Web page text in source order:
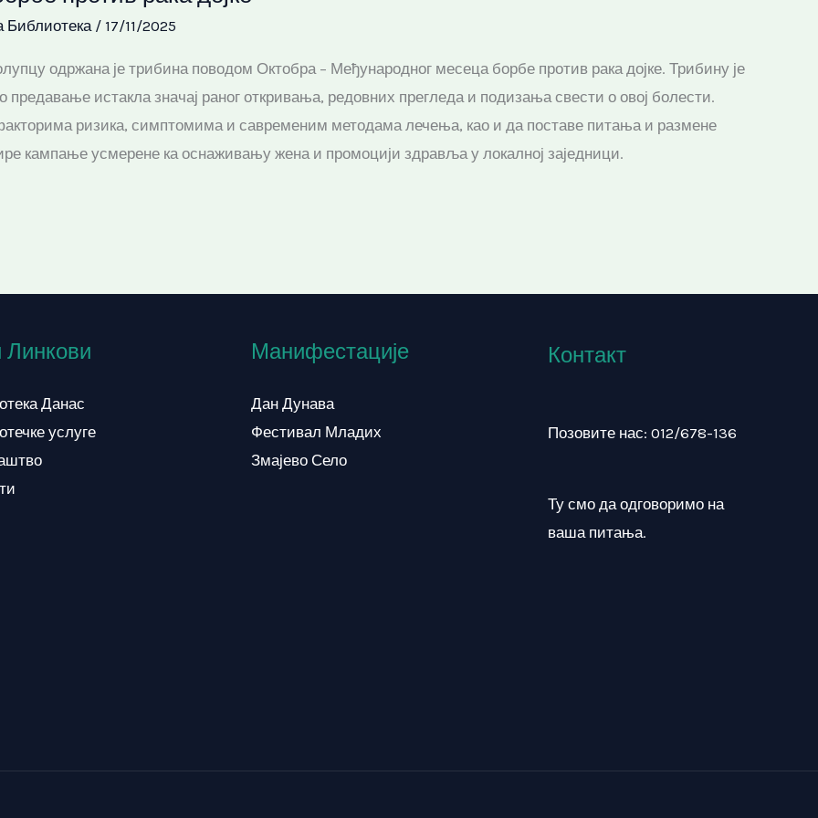
Библиотека / 17/11/2025
одржана је трибина поводом Октобра – Међународног месеца борбе против рака дојке. Трибину је
предавање истакла значај раног откривања, редовних прегледа и подизања свести о овој болести.
ризика, симптомима и савременим методама лечења, као и да поставе питања и размене
кампање усмерене ка оснаживању жена и промоцији здравља у локалној заједници.
Линкови
Данас
услуге
Манифестације
Дан Дунава
Фестивал Младих
Змајево Село
Контакт
Позовите нас: 012/678-136
Ту смо да одговоримо на
ваша питања.